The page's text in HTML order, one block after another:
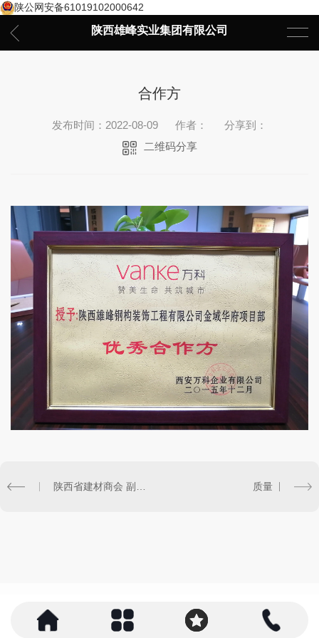
陕公网安备61019102000642
陕西雄峰实业集团有限公司
合作方
发布时间：2022-08-09 作者：
分享到：
二维码分享
陕西省建材商会 副会长单位 质量